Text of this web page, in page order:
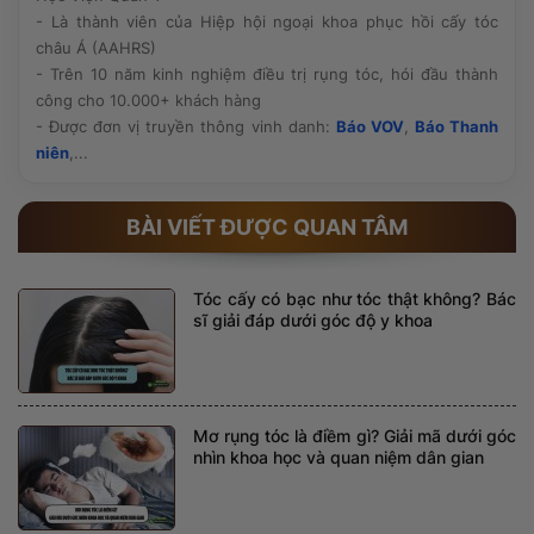
- Là thành viên của Hiệp hội ngoại khoa phục hồi cấy tóc
châu Á (AAHRS)
- Trên 10 năm kinh nghiệm điều trị rụng tóc, hói đầu thành
công cho 10.000+ khách hàng
- Được đơn vị truyền thông vinh danh: Báo VOV
Báo Thanh
niên ,...
BÀI VIẾT ĐƯỢC QUAN TÂM
Tóc cấy có bạc như tóc thật không? Bác
sĩ giải đáp dưới góc độ y khoa
Mơ rụng tóc là điềm gì? Giải mã dưới góc
nhìn khoa học và quan niệm dân gian